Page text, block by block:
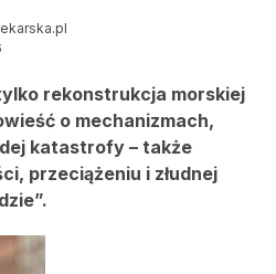
rekonstrukcja morskiej
o mechanizmach,
katastrofy – także
przeciążeniu i złudnej